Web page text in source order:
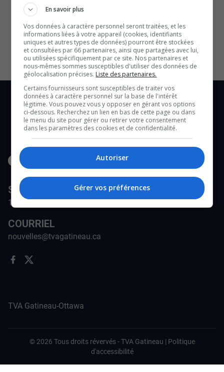
SOUTENIR NOS MÉDIAS, C’EST PROTÉGER NOTRE
CULTURE ET NOTRE ÉCONOMIE
STATION
171-A Rue Jean-Proulx, Gatineau, QC J8Z 1W5
COURRIEL
nouvelles@tvagatineau.ca
TVA Gatineau-Ottawa
© 2026 Tous droits révervés -TVA Gatineau | Politique
d'accessibilité
En savoir plus
Vos données à caractère personnel seront traitées, et les
informations liées à votre appareil (cookies, identifiants
uniques et autres types de données) pourront être stockées
et consultées par 66 partenaires, ainsi que partagées avec lui,
ou utilisées spécifiquement par ce site. Nos partenaires et
nous-mêmes sommes susceptibles d'utiliser des données de
géolocalisation précises. Liste des partenaires.
Certains fournisseurs sont susceptibles de traiter vos
données à caractère personnel sur la base de l'intérêt
légitime. Vous pouvez vous y opposer en gérant vos options
ci-dessous. Recherchez un lien en bas de cette page ou dans
le menu du site pour gérer ou retirer votre consentement
dans les paramètres des cookies et de confidentialité.
Autoriser
Gérer vos préférences